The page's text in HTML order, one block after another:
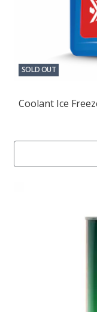
SOLD OUT
Coolant Ice